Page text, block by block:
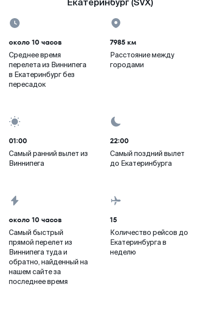
Екатеринбург (SVX)
около 10 часов
Среднее время
перелета из Виннипега
в Екатеринбург без
пересадок
7985 км
Расстояние между
городами
01:00
Самый ранний вылет из
Виннипега
22:00
Самый поздний вылет
до Екатеринбурга
около 10 часов
Самый быстрый
прямой перелет из
Виннипега туда и
обратно, найденный на
нашем сайте за
последнее время
15
Количество рейсов до
Екатеринбурга в
неделю